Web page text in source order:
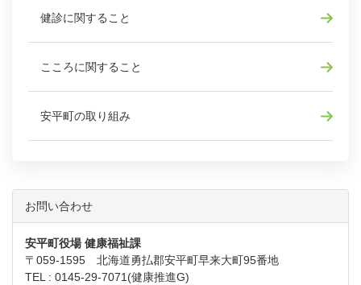
健診に関すること
こころに関すること
安平町の取り組み
お問い合わせ
安平町役場 健康福祉課
〒059-1595 北海道勇払郡安平町早来大町95番地
TEL : 0145-29-7071(健康推進G)